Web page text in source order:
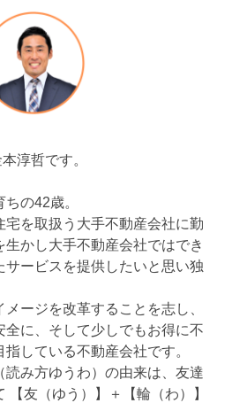
淳哲です。
の42歳。
を取扱う大手不動産会社に勤
かし大手不動産会社ではでき
サービスを提供したいと思い独
ージを改革することを志し、
全に、そして少しでもお得に不
している不動産会社です。
み方ゆうわ）の由来は、友達
【友（ゆう）】＋【輪（わ）】